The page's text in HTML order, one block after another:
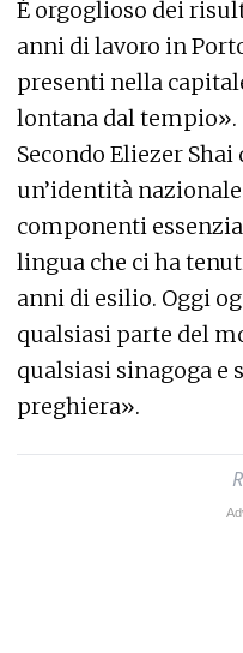
È orgoglioso dei
anni di lavoro in
presenti nella
lontana dal tempio».
Secondo Eliezer
un’identità
componenti
lingua che ci ha
anni di esilio. Oggi
qualsiasi parte del
qualsiasi sinagoga e
preghiera».